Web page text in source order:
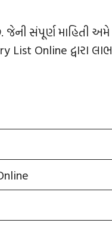
સંપૂર્ણ માહિતી અમે
Online દ્વારા લાભ